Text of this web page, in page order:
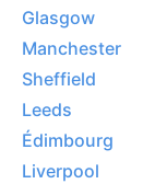
Glasgow
Manchester
Sheffield
Leeds
Édimbourg
Liverpool